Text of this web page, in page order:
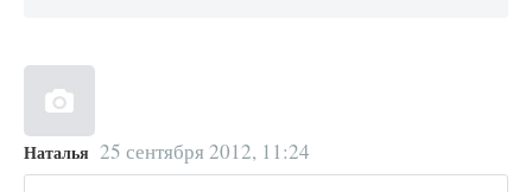
Наталья 25 сентября 2012, 11:24